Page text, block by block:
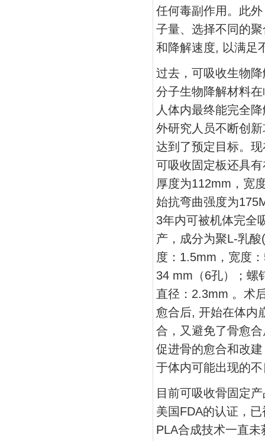
任何毒副作用。此
子量、选择不同的
和降解速度, 以满足
过去，可吸收生物
分子生物降解材料
人体内最终能完全
外研究人员不断创
达到了预定目标。
可吸收固定板还具
厚度为112mm，宽
始抗弯曲强度为
3年内可被机体完全
产，成分为聚L-乳
度：1.5mm，宽度
34 mm（6孔）；螺
直径：2.3mm 。术
愈合后, 开始在体内
合，又避免了骨愈
促进骨的愈合和改
于体内可能出现的
目前可吸收骨固定
美国FDA的认证，
PLA合成技术一直